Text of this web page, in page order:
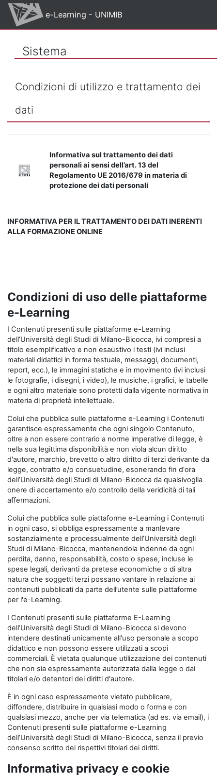
Vai al contenuto principale
e-Learning - UNIMIB
Sistema
Condizioni di utilizzo e trattamento dei
dati
Informativa sul trattamento dei dati
personali ai sensi dell’art. 13 del
Regolamento UE 2016/679 in materia di
protezione dei dati personali
INFORMATIVA PER IL TRATTAMENTO DEI DATI INERENTI
ALLA FORMAZIONE ONLINE
Condizioni di uso delle piattaforme
e-Learning
I Contenuti presenti sulle piattaforme e-Learning
dell’Università degli Studi di Milano-Bicocca, ivi compresi a
titolo esemplificativo e non esaustivo i testi (ivi inclusi
materiali didattici in forma testuale, messaggi, documenti,
report, ecc.), le immagini statiche e in movimento (ivi inclusi
le fotografie, i disegni, i video), le musiche, i grafici, le tabelle
e ogni altro materiale sono protetti dalla vigente normativa in
materia di proprietà intellettuale.
Colui che pubblica sulle piattaforme e-Learning i Contenuti
garantisce espressamente che ogni singolo Contenuto,
oltre a non essere contrario a norme imperative di legge, è
nella sua legittima disponibilità e non viola alcun diritto
d'autore, marchio, brevetto o altro diritto di terzi derivante da
legge, contratto e/o consuetudine, esonerando fin d'ora
dell’Università degli Studi di Milano-Bicocca da qualsivoglia
onere di accertamento e/o controllo della veridicità di tali
affermazioni.
Colui che pubblica sulle piattaforme e-Learning i Contenuti
in ogni caso, si obbliga espressamente a manlevare
sostanzialmente e processualmente dell’Università degli
Studi di Milano-Bicocca, mantenendola indenne da ogni
perdita, danno, responsabilità, costo o spese, incluse le
spese legali, derivanti da pretese economiche o di altra
natura che soggetti terzi possano vantare in relazione ai
contenuti pubblicati da parte dell’utente sulle piattaforme
per l'e-Learning.
I Contenuti presenti sulle piattaforme E-Learning
dell’Università degli Studi di Milano-Bicocca si devono
intendere destinati unicamente all'uso personale a scopo
didattico e non possono essere utilizzati a scopi
commerciali. È vietata qualunque utilizzazione dei contenuti
che non sia espressamente autorizzata dalla legge o dai
titolari e/o detentori dei diritti d'autore.
È in ogni caso espressamente vietato pubblicare,
diffondere, distribuire in qualsiasi modo o forma e con
qualsiasi mezzo, anche per via telematica (ad es. via email), i
Contenuti presenti sulle piattaforme e-Learning
dell’Università degli Studi di Milano-Bicocca, senza il previo
consenso scritto dei rispettivi titolari dei diritti.
Informativa privacy e cookie